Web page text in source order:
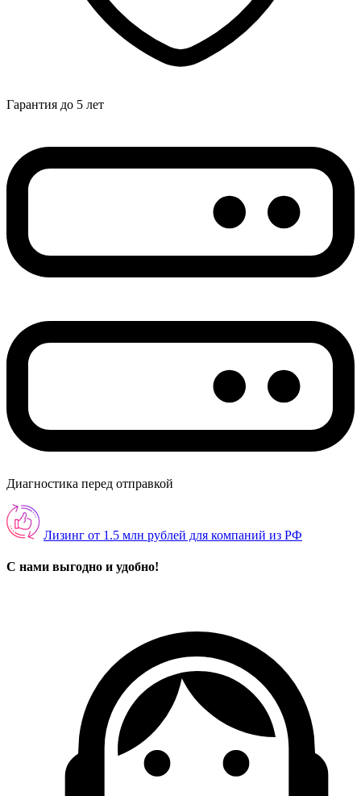
Гарантия до 5 лет
Диагностика перед отправкой
Лизинг от 1.5 млн рублей для компаний из РФ
С нами выгодно и удобно!